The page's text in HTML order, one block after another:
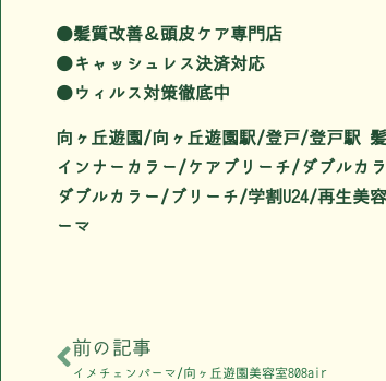
●髪質改善＆頭皮ケア専門店
●キャッシュレス決済対応
●ウィルス対策徹底中
向ヶ丘遊園/向ヶ丘遊園駅/登戸/登戸駅
インナーカラー/ケアブリーチ/ダブルカ
ダブルカラー/ブリーチ/学割U24/再生美
ーマ
前の記事
イメチェンパーマ/向ヶ丘遊園美容室808air